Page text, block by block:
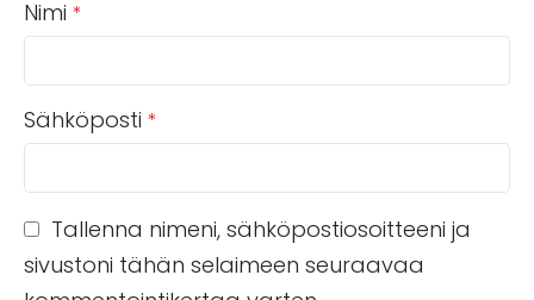
Nimi *
Sähköposti *
Tallenna nimeni, sähköpostiosoitteeni ja
sivustoni tähän selaimeen seuraavaa